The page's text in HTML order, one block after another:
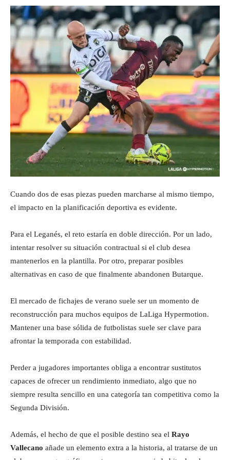
Cuando dos de esas piezas pueden marcharse al mismo tiempo,
el impacto en la planificación deportiva es evidente.
Para el Leganés, el reto estaría en doble dirección. Por un lado,
intentar resolver su situación contractual si el club desea
mantenerlos en la plantilla. Por otro, preparar posibles
alternativas en caso de que finalmente abandonen Butarque.
El mercado de fichajes de verano suele ser un momento de
reconstrucción para muchos equipos de LaLiga Hypermotion.
Mantener una base sólida de futbolistas suele ser clave para
afrontar la temporada con estabilidad.
Perder a jugadores importantes obliga a encontrar sustitutos
capaces de ofrecer un rendimiento inmediato, algo que no
siempre resulta sencillo en una categoría tan competitiva como la
Segunda División.
Además, el hecho de que el posible destino sea el Rayo
Vallecano añade un elemento extra a la historia, al tratarse de un